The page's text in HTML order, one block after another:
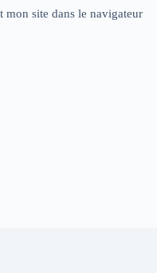
mon site dans le navigateur